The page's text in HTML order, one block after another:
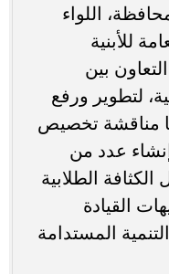
اللواء
للأبنية
بين
لتطوير ورفع
مناقشة تخصيص
عدد من
الطلابية
القيادة
المستدامة